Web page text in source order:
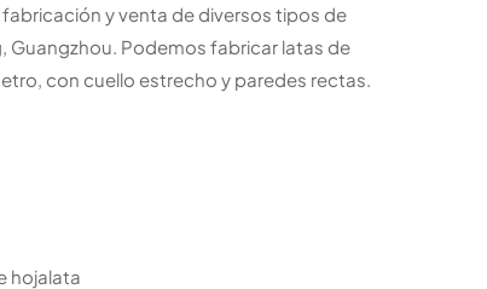
fabricación y venta de diversos tipos de
Guangzhou. Podemos fabricar latas de
con cuello estrecho y paredes rectas.
hojalata